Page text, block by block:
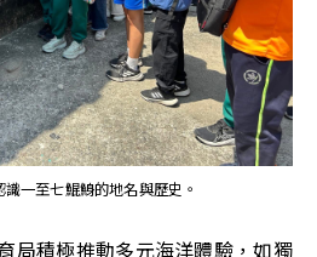
一至七鯤鯓的地名與歷史。
局積極推動多元海洋體驗，如獨